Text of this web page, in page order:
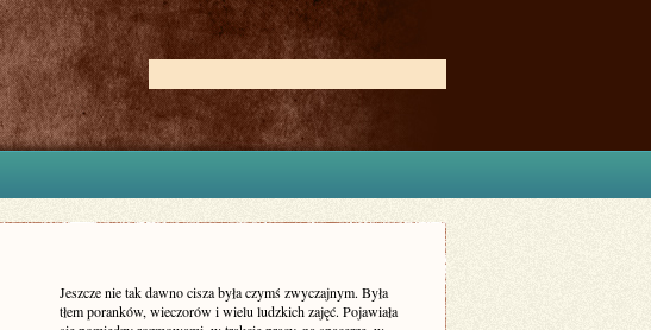
Jeszcze nie tak dawno cisza była czymś zwyczajnym. Była
tłem poranków, wieczorów i wielu ludzkich zajęć. Pojawiała